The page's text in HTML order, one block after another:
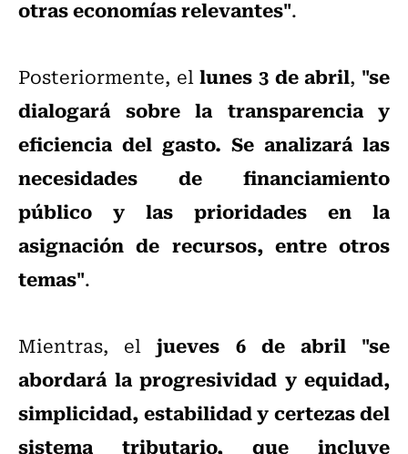
otras economías relevantes".
Posteriormente, ellunes 3 de abril, "se
dialogará sobre la transparencia y
eficiencia del gasto. Se analizará las
necesidades de financiamiento
público y las prioridades en la
asignación de recursos, entre otros
temas".
Mientras, eljueves 6 de abril "se
abordará la progresividad y equidad,
simplicidad, estabilidad y certezas del
sistema tributario, que incluye